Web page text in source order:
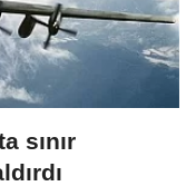
sınır